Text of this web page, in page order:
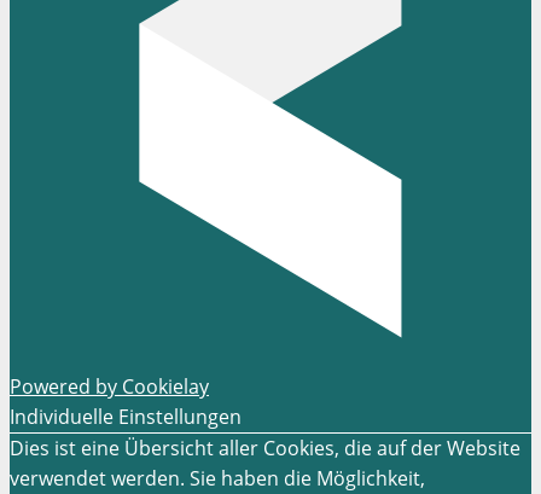
Powered by Cookielay
Individuelle Einstellungen
Dies ist eine Übersicht aller Cookies, die auf der Website
verwendet werden. Sie haben die Möglichkeit,